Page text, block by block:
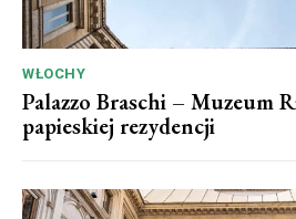
WŁOCHY
Palazzo Braschi – Muzeum
papieskiej rezydencji